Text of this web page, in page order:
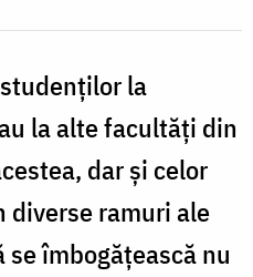
la
la alte facultăți din
dar și celor
diverse ramuri ale
îmbogățească nu